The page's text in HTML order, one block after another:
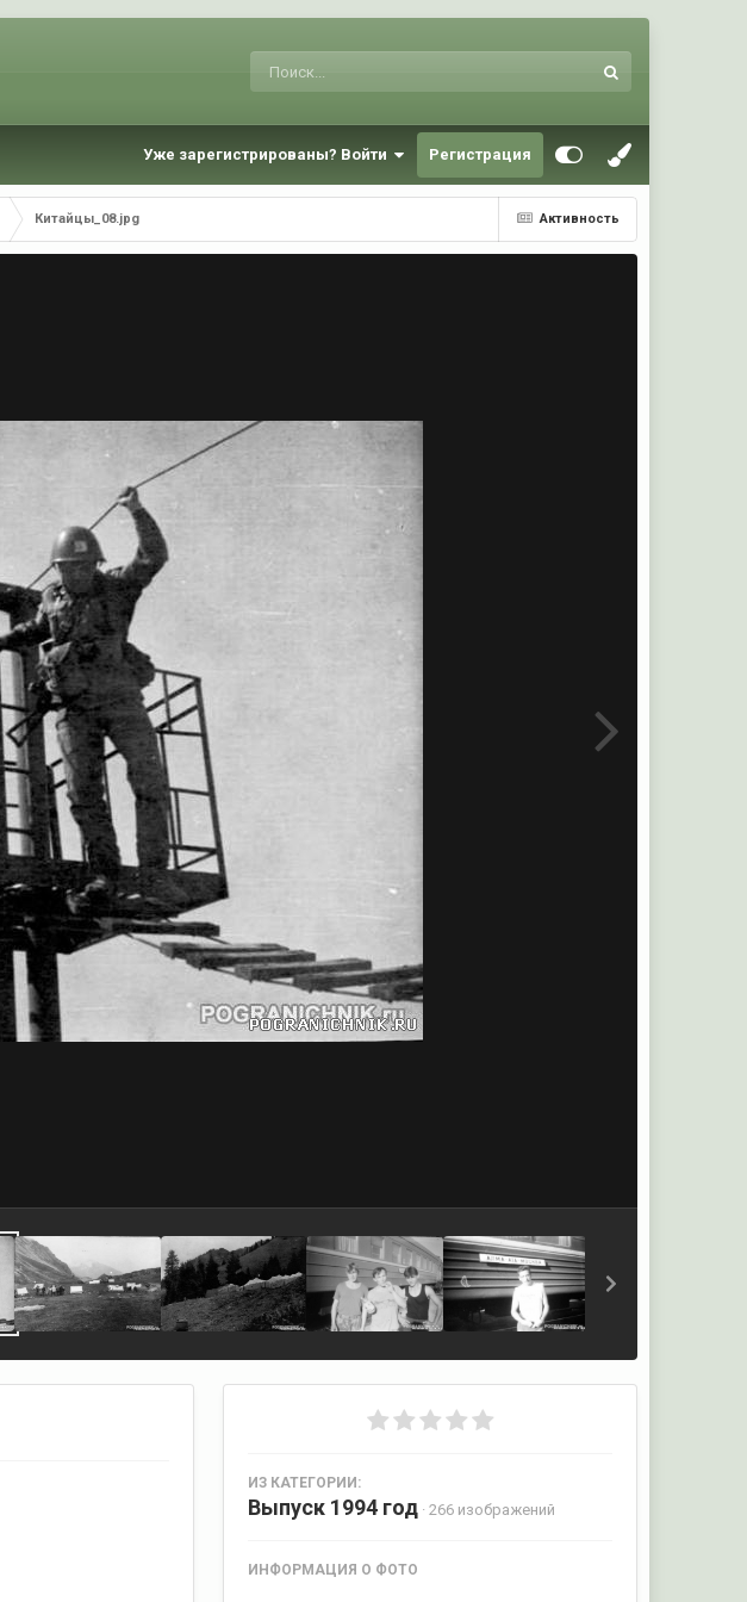
Уже зарегистрированы? Войти Регистрация
Активность
Китайцы_08.jpg
ИЗ КАТЕГОРИИ:
Выпуск 1994 год · 266 изображений
ИНФОРМАЦИЯ О ФОТО